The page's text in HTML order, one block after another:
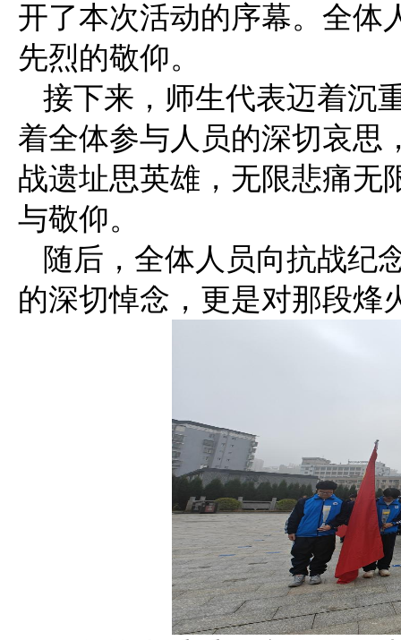
开了本次活动的序幕。全体
先烈的敬仰。
接下来，师生代表迈着沉
着全体参与人员的深切哀思
战遗址思英雄，无限悲痛无
与敬仰。
随后，全体人员向抗战纪
的深切悼念，更是对那段烽